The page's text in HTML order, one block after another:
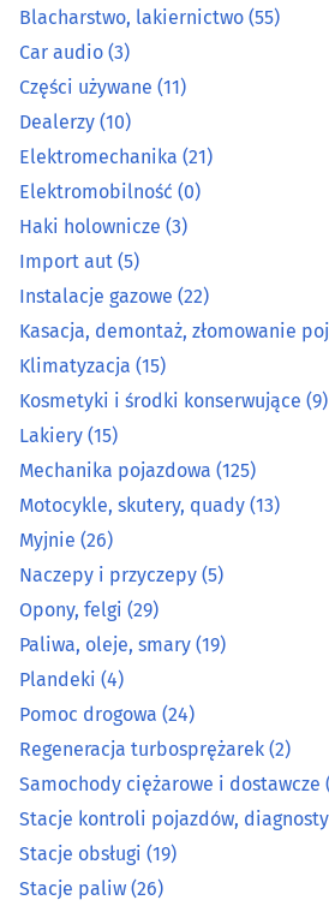
Kasacja, demontaż, złomowanie
Klimatyzacja (15)
Kosmetyki i środki konserwujące
Lakiery(15)
Mechanika pojazdowa
Motocykle, skutery, quady
(26)
Naczepy i przyczepy
Opony, felgi(29)
Paliwa, oleje, smary (19)
Plandeki (4)
Pomoc drogowa
Regeneracja turbosprężarek (2)
Samochody ciężarowe i dostawcze
Stacje kontroli pojazdów,
Blacharstwo, lakiernictwo (55)
Car audio (3)
Części używane (11)
Dealerzy (10)
Elektromechanika (21)
Elektromobilność (0)
Haki holownicze (3)
Import aut (5)
Instalacje gazowe (22)
Kasacja, demontaż, złomowanie
Klimatyzacja (15)
Kosmetyki i środki konserwujące (9)
Lakiery (15)
Mechanika pojazdowa (125)
Motocykle, skutery, quady (13)
Myjnie (26)
Naczepy i przyczepy (5)
Opony, felgi (29)
Paliwa, oleje, smary (19)
Plandeki (4)
Pomoc drogowa (24)
Regeneracja turbosprężarek (2)
Samochody ciężarowe i dostawcze
Stacje kontroli pojazdów,
Stacje obsługi (19)
Stacje paliw (26)